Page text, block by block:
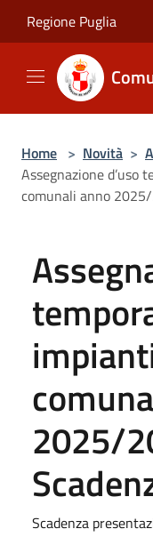
Regione Puglia
Home > Novità >
Assegnazione d’uso
comunali anno
2025/
Scadenza